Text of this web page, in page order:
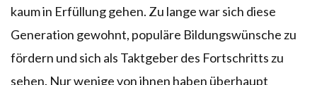
kaum in Erfüllung gehen. Zu lange war sich diese
Generation gewohnt, populäre Bildungswünsche zu
fördern und sich als Taktgeber des Fortschritts zu
sehen. Nur wenige von ihnen haben überhaupt